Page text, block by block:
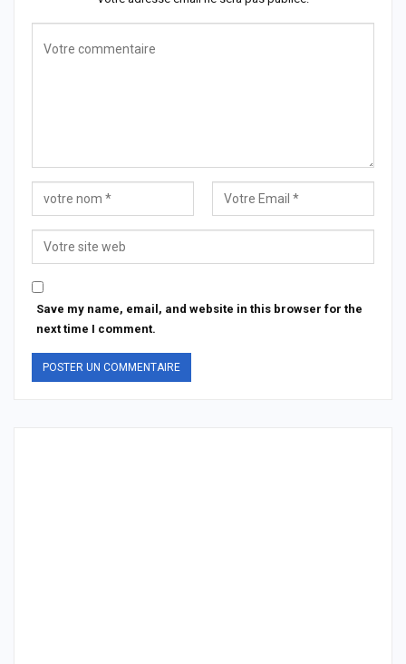
Save my name, email, and website in this browser for the
next time I comment.